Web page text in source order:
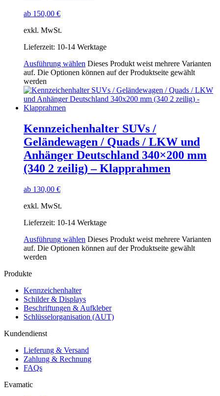
ab 150,00 €
exkl. MwSt.
Lieferzeit: 10-14 Werktage
Ausführung wählen Dieses Produkt weist mehrere Varianten
auf. Die Optionen können auf der Produktseite gewählt
werden
Kennzeichenhalter SUVs /
Geländewagen / Quads / LKW und
Anhänger Deutschland 340×200 mm
(340 2 zeilig) – Klapprahmen
ab 130,00 €
exkl. MwSt.
Lieferzeit: 10-14 Werktage
Ausführung wählen Dieses Produkt weist mehrere Varianten
auf. Die Optionen können auf der Produktseite gewählt
werden
Produkte
Kennzeichenhalter
Schilder & Displays
Beschriftungen & Aufkleber
Schlüsselorganisation (AUT)
Kundendienst
Lieferung & Versand
Zahlung & Rechnung
FAQs
Evamatic